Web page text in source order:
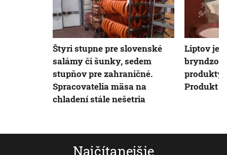
Najčítanejšie
Štyri stupne pre slovenské
salámy či šunky, sedem
stupňov pre zahraničné.
Spracovatelia mäsa na
chladení stále nešetria
Liptov je
bryndzou
produkty
Produkt